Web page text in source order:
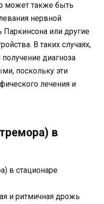
может также быть
нервной
Паркинсона или другие
В таких случаях,
диагноза
поскольку эти
лечения и
в
и ритмичная дрожь